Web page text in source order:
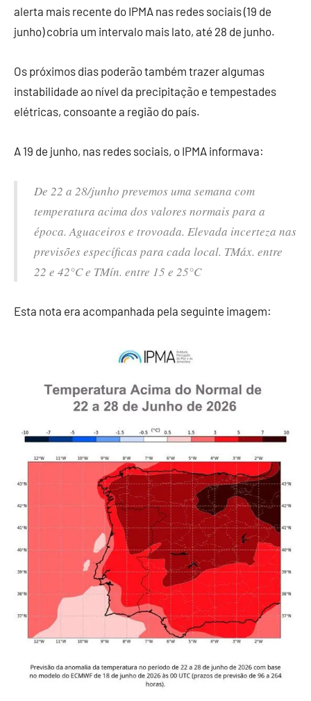
alerta mais recente do IPMA nas redes sociais (19 de
junho) cobria um intervalo mais lato, até 28 de junho.
Os próximos dias poderão também trazer algumas
instabilidade ao nível da precipitação e tempestades
elétricas, consoante a região do país.
A 19 de junho, nas redes sociais, o IPMA informava:
De 22 a 28/junho prevemos uma semana com
temperatura acima dos valores normais para a
época. Aguaceiros e trovoada. Elevada incerteza nas
previsões específicas para cada local. TMáx. entre
22 e 42°C e TMín. entre 15 e 25°C
Esta nota era acompanhada pela seguinte imagem: